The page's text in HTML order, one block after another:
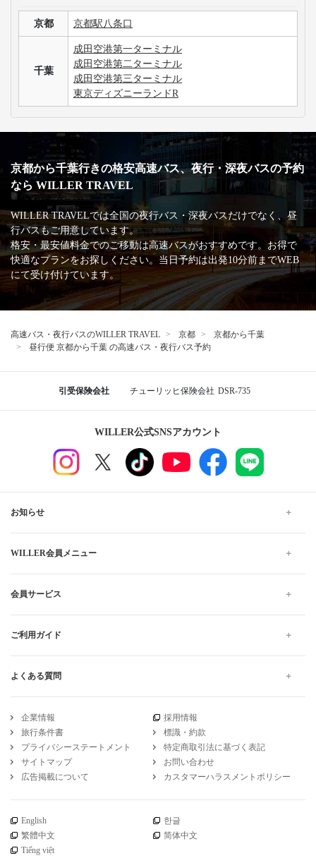
京都 京都駅八条口
千葉
成田空港第一ターミナル
成田空港第二ターミナル
成田空港第三ターミナル
東京ディズニーランドR
京都から千葉行きの格安高速バス、夜行・深夜バスの予約
なら WILLER TRAVEL
WILLER TRAVELでは全国の夜行バス・深夜バスだけでなく、昼
行バスもご用意しています。
格安・最安値料金でのご移動は高速バスがおすすめです。お得で
快適なプランをお探しください。当日予約は出発10分前までWEB
にて受け付けています。
高速バス・夜行バスのWILLER TRAVEL 京都
京都から千葉
昼行便 京都から千葉 の高速バス・夜行バス予約
引受保険会社 チューリッヒ保険会社 DSR-735
WILLER公式SNSアカウント
お知らせ
WILLER会員メニュー
会員サービス
ご利用ガイド
よくある質問
企業情報
採用情報
旅行条件書
標識・約款
プライバシーステートメント
特定商取引法に基づく表記
サイトマップ
お問い合わせ
広告掲載について
カスタマーハラスメントポリシー
English
한글
繁體中文
简体中文
Tiếng việt